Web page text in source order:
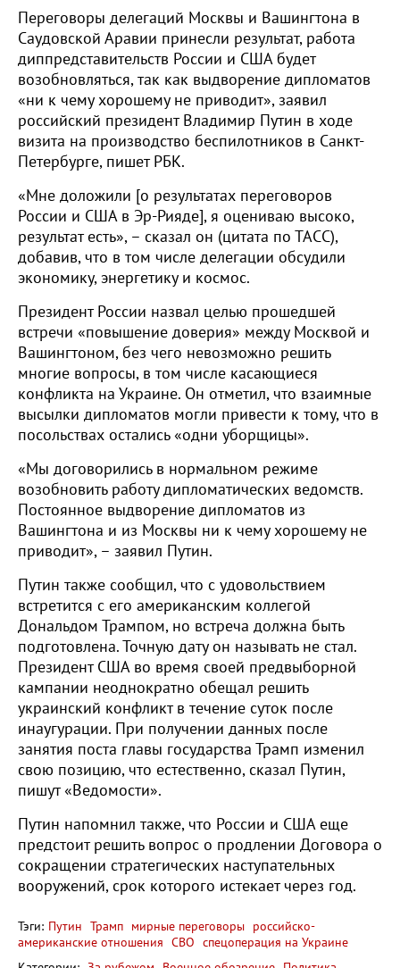
Переговоры делегаций Москвы и Вашингтона в
Саудовской Аравии принесли результат, работа
диппредставительств России и США будет
возобновляться, так как выдворение дипломатов
«ни к чему хорошему не приводит», заявил
российский президент Владимир Путин в ходе
визита на производство беспилотников в Санкт-
Петербурге, пишет РБК.
«Мне доложили [о результатах переговоров
России и США в Эр-Рияде], я оцениваю высоко,
результат есть», – сказал он (цитата по ТАСС),
добавив, что в том числе делегации обсудили
экономику, энергетику и космос.
Президент России назвал целью прошедшей
встречи «повышение доверия» между Москвой и
Вашингтоном, без чего невозможно решить
многие вопросы, в том числе касающиеся
конфликта на Украине. Он отметил, что взаимные
высылки дипломатов могли привести к тому, что в
посольствах остались «одни уборщицы».
«Мы договорились в нормальном режиме
возобновить работу дипломатических ведомств.
Постоянное выдворение дипломатов из
Вашингтона и из Москвы ни к чему хорошему не
приводит», – заявил Путин.
Путин также сообщил, что с удовольствием
встретится с его американским коллегой
Дональдом Трампом, но встреча должна быть
подготовлена. Точную дату он называть не стал.
Президент США во время своей предвыборной
кампании неоднократно обещал решить
украинский конфликт в течение суток после
инаугурации. При получении данных после
занятия поста главы государства Трамп изменил
свою позицию, что естественно, сказал Путин,
пишут «Ведомости».
Путин напомнил также, что России и США еще
предстоит решить вопрос о продлении Договора о
сокращении стратегических наступательных
вооружений, срок которого истекает через год.
Тэги: Путин Трамп мирные переговоры российско-
американские отношения СВО спецоперация на Украине